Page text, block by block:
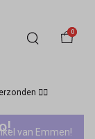
0
🏃‍♀️
van Emmen!